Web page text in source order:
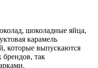
шоколадные яйца,
карамель
которые выпускаются
так